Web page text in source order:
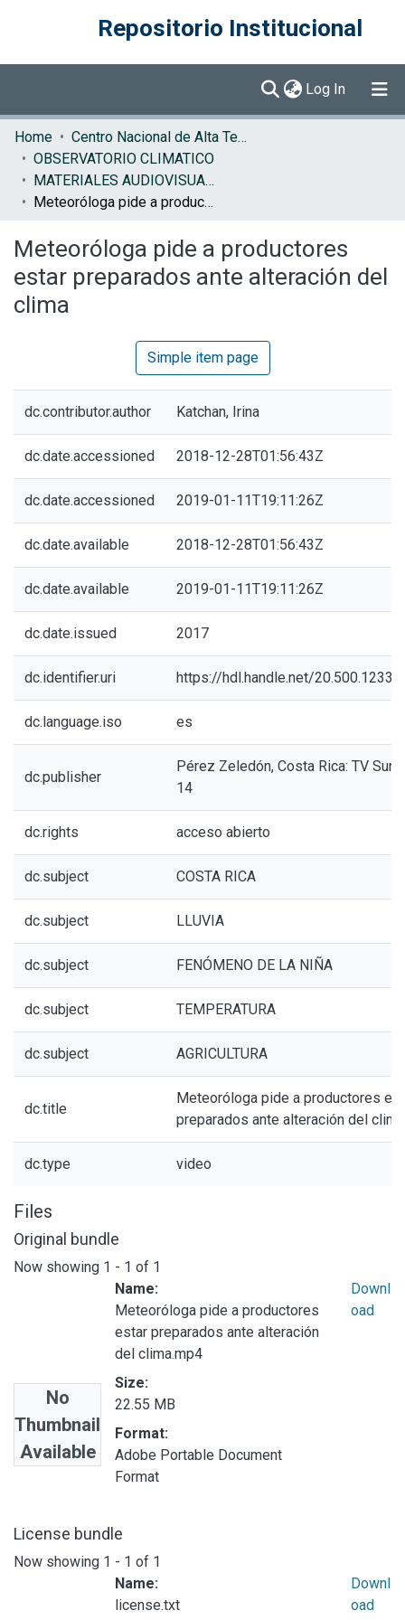
Repositorio Institucional
Log In (current)
Communities & Collections
Browse DSpace
Statistics
Home
Centro Nacional de Alta Tecnología (CENAT)
OBSERVATORIO CLIMATICO
MATERIALES AUDIOVISUALES OBSERVATORIO CLIMATICO
Meteoróloga pide a productores estar preparados ante alteración del clima
Meteoróloga pide a productores
estar preparados ante alteración del
clima
Simple item page
dc.contributor.author Katchan, Irina
dc.date.accessioned 2018-12-28T01:56:43Z
dc.date.accessioned 2019-01-11T19:11:26Z
dc.date.available 2018-12-28T01:56:43Z
dc.date.available 2019-01-11T19:11:26Z
dc.date.issued 2017
dc.identifier.uri https://hdl.handle.net/
dc.language.iso es
dc.publisher
Pérez Zeledón, Costa Rica: TV Sur
14
dc.rights acceso abierto
dc.subject COSTA RICA
dc.subject LLUVIA
dc.subject FENÓMENO DE LA NIÑA
dc.subject TEMPERATURA
dc.subject AGRICULTURA
dc.title
Meteoróloga pide a productores
preparados ante alteración del clima
dc.type video
Files
Original bundle
Now showing 1 - 1 of 1
No
Thumbnail
Available
Name:
Meteoróloga pide a productores
estar preparados ante alteración
del clima.mp4
Size:
22.55 MB
Format:
Adobe Portable Document
Format
Downl
oad
License bundle
Now showing 1 - 1 of 1
Name:
license.txt
Downl
oad